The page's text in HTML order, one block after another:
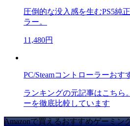
圧倒的な没入感を生むPS5純
ラー。
11,480円
PC/Steamコントローラーおす
ランキングの元記事はこちら
ーを徹底比較しています
Amazonで買えるおすすめゲーミン